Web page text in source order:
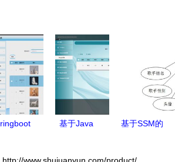
建设
库及计
网络服
关键支
撑
v2.2.1绿色
版高效指南
效与安全的
数据基础设
宠物领
基于Java
高校毕业生
基于SSM的
站的设计与